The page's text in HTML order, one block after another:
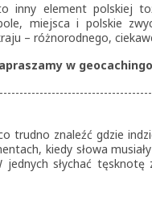
inny element polskiej
miejsca i polskie
– różnorodnego,
w
trudno znaleźć gdzie
kiedy słowa
słychać